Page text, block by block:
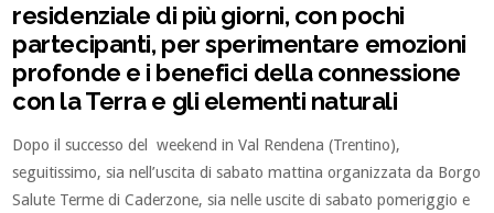
residenziale di più giorni, con pochi
partecipanti, per sperimentare emozioni
profonde e i benefici della connessione
con la Terra e gli elementi naturali
Dopo il successo del weekend in Val Rendena (Trentino),
seguitissimo, sia nell’uscita di sabato mattina organizzata da Borgo
Salute Terme di Caderzone, sia nelle uscite di sabato pomeriggio e